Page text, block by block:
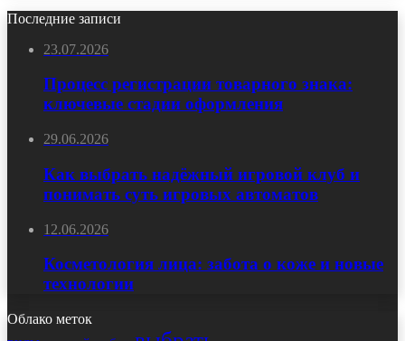
Последние записи
23.07.2026
Процесс регистрации товарного знака:
ключевые стадии оформления
29.06.2026
Как выбрать надёжный игровой клуб и
понимать суть игровых автоматов
12.06.2026
Косметология лица: забота о коже и новые
технологии
Облако меток